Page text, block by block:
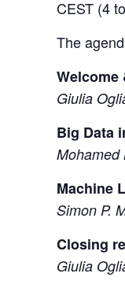
CEST (4
The
Giulia
Big Data
Mohamed
Machine
Simon P.
Closing
Giulia